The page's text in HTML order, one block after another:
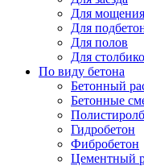
Для мощения
Для
Для полов
Для
По виду бетона
Бетонный
Бетонные
Гидробетон
Фибробетон
Цементный